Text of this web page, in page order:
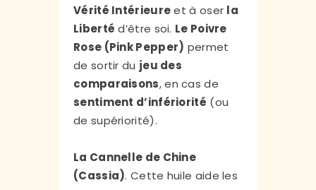
Vérité Intérieureet à oser la
Liberté d’être soi. Le Poivre
Rose (Pink Pepper) permet
de sortir du jeu des
comparaisons, en cas de
sentiment d’infériorité (ou
de supériorité).
La Cannelle de Chine
(Cassia).Cette huile aide les